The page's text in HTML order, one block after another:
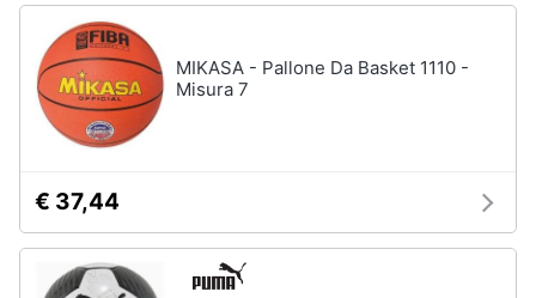
MIKASA - Pallone Da Basket 1110 -
Misura 7
€ 37,44